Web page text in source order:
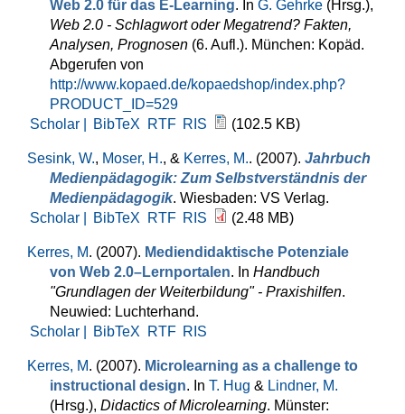
Web 2.0 für das E-Learning. In G. Gehrke (Hrsg.),
Web 2.0 - Schlagwort oder Megatrend? Fakten,
Analysen, Prognosen (6. Aufl.). München: Kopäd.
Abgerufen von
http://www.kopaed.de/kopaedshop/index.php?
PRODUCT_ID=529
Scholar |
BibTeX RTF RIS (102.5 KB)
Sesink, W., Moser, H., & Kerres, M.. (2007). Jahrbuch
Medienpädagogik: Zum Selbstverständnis der
Medienpädagogik. Wiesbaden: VS Verlag.
Scholar |
BibTeX RTF RIS (2.48 MB)
Kerres, M. (2007). Mediendidaktische Potenziale
von Web 2.0–Lernportalen. In Handbuch
"Grundlagen der Weiterbildung" - Praxishilfen.
Neuwied: Luchterhand.
Scholar |
BibTeX RTF RIS
Kerres, M. (2007). Microlearning as a challenge to
instructional design. In T. Hug & Lindner, M.
(Hrsg.), Didactics of Microlearning. Münster: